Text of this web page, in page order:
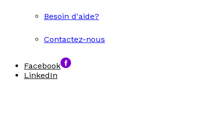
Besoin d'aide?
Contactez-nous
Facebook
LinkedIn